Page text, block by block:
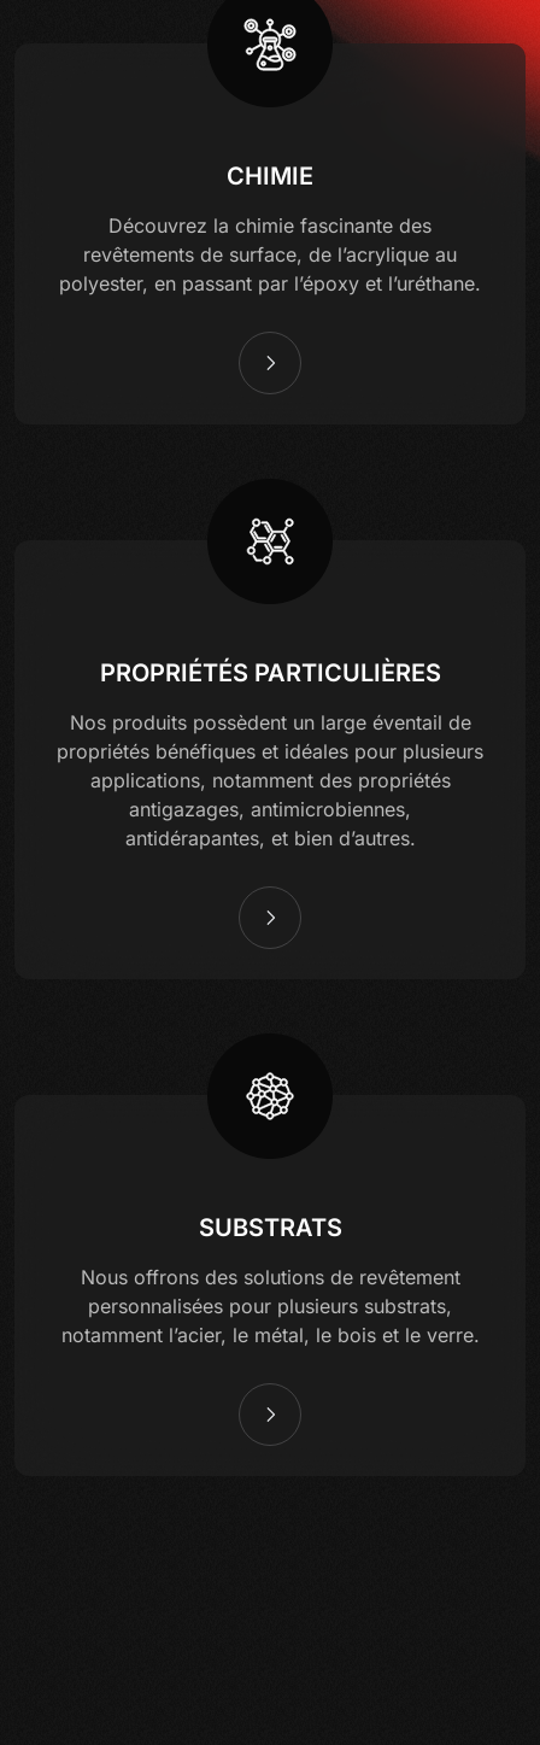
CHIMIE
Découvrez la chimie fascinante des
revêtements de surface, de l’acrylique au
polyester, en passant par l’époxy et l’uréthane.
PROPRIÉTÉS PARTICULIÈRES
Nos produits possèdent un large éventail de
propriétés bénéfiques et idéales pour plusieurs
applications, notamment des propriétés
antigazages, antimicrobiennes,
antidérapantes, et bien d’autres.
SUBSTRATS
Nous offrons des solutions de revêtement
personnalisées pour plusieurs substrats,
notamment l’acier, le métal, le bois et le verre.